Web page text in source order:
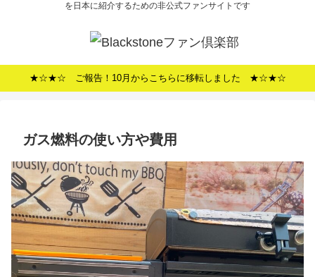
を日本に紹介するための非公式ファンサイトです
★☆★☆ ご報告！10月からこちらに移転しました ★☆★☆
ガス燃料の使い方や費用